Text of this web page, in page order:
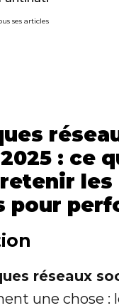
ses articles
: ce
les
pour
réseaux
une chose :